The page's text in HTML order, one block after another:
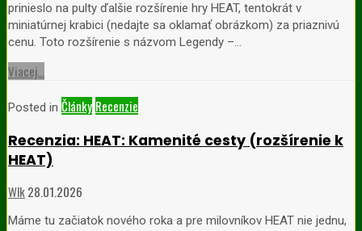
prinieslo na pulty ďalšie rozšírenie hry HEAT, tentokrát v
miniatúrnej krabici (nedajte sa oklamať obrázkom) za priaznivú
cenu. Toto rozšírenie s názvom Legendy –…
Viacej...
Posted in Články Recenzie
Recenzia: HEAT: Kamenité cesty (rozšírenie k
HEAT)
Wlk28.01.2026
Máme tu začiatok nového roka a pre milovníkov HEAT nie jednu,